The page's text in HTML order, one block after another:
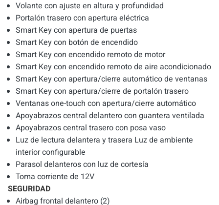
Volante con ajuste en altura y profundidad
Portalón trasero con apertura eléctrica
Smart Key con apertura de puertas
Smart Key con botón de encendido
Smart Key con encendido remoto de motor
Smart Key con encendido remoto de aire acondicionado
Smart Key con apertura/cierre automático de ventanas
Smart Key con apertura/cierre de portalón trasero
Ventanas one-touch con apertura/cierre automático
Apoyabrazos central delantero con guantera ventilada
Apoyabrazos central trasero con posa vaso
Luz de lectura delantera y trasera Luz de ambiente
interior configurable
Parasol delanteros con luz de cortesía
Toma corriente de 12V
SEGURIDAD
Airbag frontal delantero (2)